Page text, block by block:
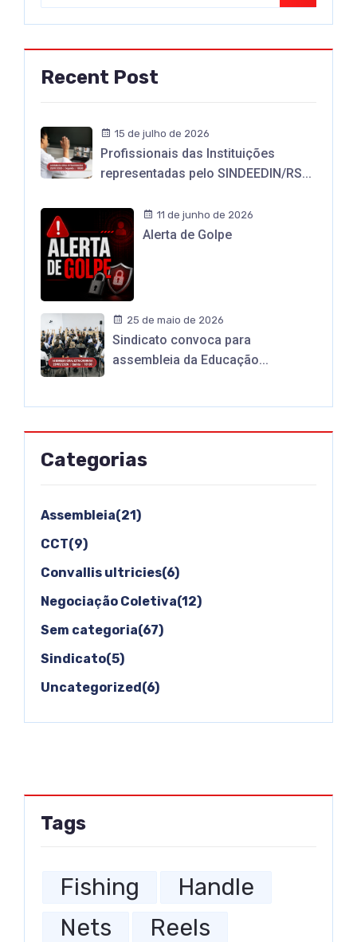
Recent Post
15 de julho de 2026
Profissionais das Instituições
representadas pelo SINDEEDIN/RS...
11 de junho de 2026
Alerta de Golpe
25 de maio de 2026
Sindicato convoca para
assembleia da Educação...
Categorias
Assembleia(21)
CCT(9)
Convallis ultricies(6)
Negociação Coletiva(12)
Sem categoria(67)
Sindicato(5)
Uncategorized(6)
Tags
Fishing
Handle
Nets
Reels